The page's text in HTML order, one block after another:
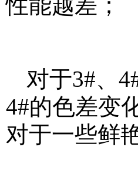
性能越差；
对于3#、
4#的色差变
对于一些鲜